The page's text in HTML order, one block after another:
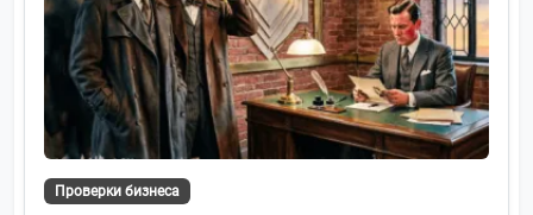
Проверки бизнеса